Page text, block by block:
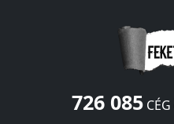
726 085CÉG